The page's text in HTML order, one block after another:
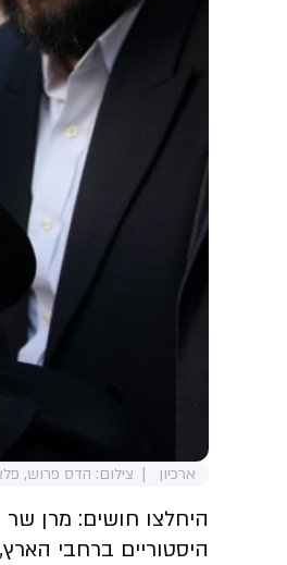
ארכיון צילום: הדס פרוש,
היחלצו חושים: מרן
היסטוריים ברחבי